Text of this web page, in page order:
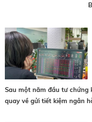
Sau một năm đầu tư chứng
quay về gửi tiết kiệm ngân